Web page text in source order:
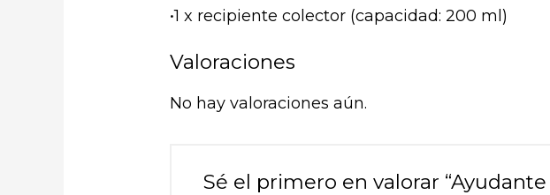
•1 x recipiente colector (capacidad: 200 ml)
Valoraciones
No hay valoraciones aún.
Sé el primero en valorar